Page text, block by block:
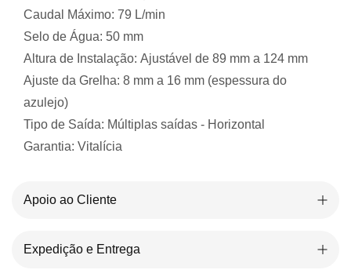
Caudal Máximo: 79 L/min
Selo de Água: 50 mm
Altura de Instalação: Ajustável de 89 mm a 124 mm
Ajuste da Grelha: 8 mm a 16 mm (espessura do
azulejo)
Tipo de Saída: Múltiplas saídas - Horizontal
Garantia: Vitalícia
Apoio ao Cliente
Expedição e Entrega